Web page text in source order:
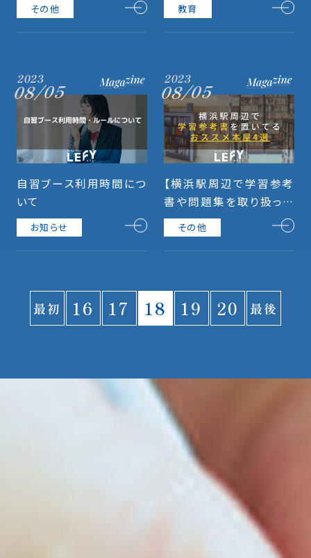
その他 教育
2023
08/05
自習ブース利用時間につ
いて
お知らせ
2023
08/05
【横浜駅周辺で学習参考
書や問題集を取り扱って
いる本屋4選】
その他
最初 16 17 18 19 20 最後